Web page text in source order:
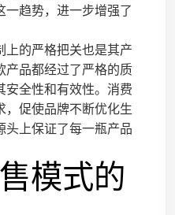
趋势，进一步增强了
上的严格把关也是其产
产品都经过了严格的质
安全性和有效性。消费
，促使品牌不断优化生
头上保证了每一瓶产品
模式的